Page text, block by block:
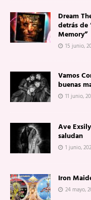
Dream
detrás de
Memory”
15 junio,
Vamos
buenas
11 junio,
Ave
saludan
1 junio,
Iron
24 mayo,